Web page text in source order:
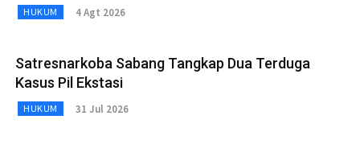
HUKUM 4 Agt 2026
Satresnarkoba Sabang Tangkap Dua Terduga
Kasus Pil Ekstasi
HUKUM 31 Jul 2026